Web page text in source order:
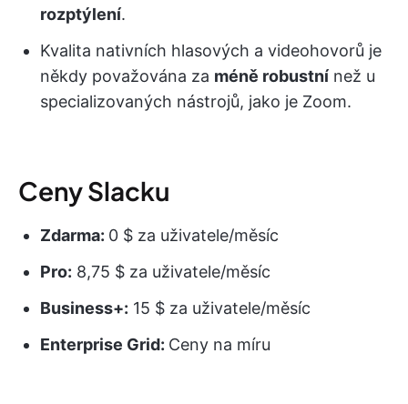
rozptýlení.
Kvalita nativních hlasových a videohovorů je
někdy považována za méně robustní než u
specializovaných nástrojů, jako je Zoom.
Ceny Slacku
Zdarma: 0 $ za uživatele/měsíc
Pro: 8,75 $ za uživatele/měsíc
Business+: 15 $ za uživatele/měsíc
Enterprise Grid: Ceny na míru